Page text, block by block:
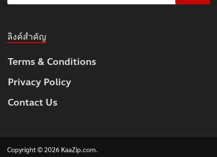
ลิงค์สำคัญ
Terms & Conditions
Privacy Policy
Contact Us
Copyright © 2026 KaaZip.com.